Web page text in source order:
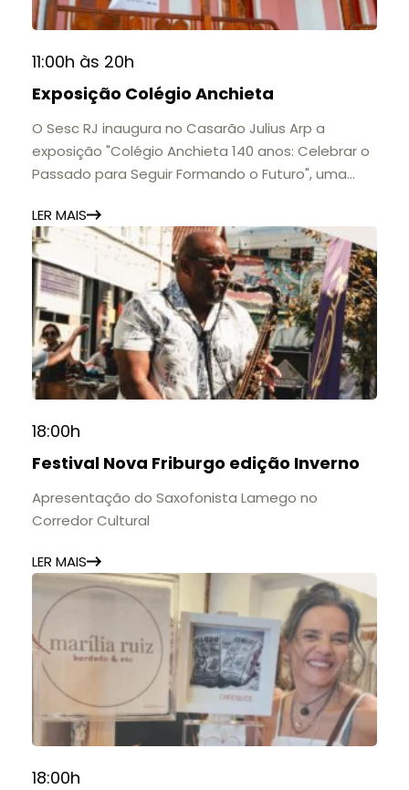
11:00h às 20h
Exposição Colégio Anchieta
O Sesc RJ inaugura no Casarão Julius Arp a
exposição "Colégio Anchieta 140 anos: Celebrar o
Passado para Seguir Formando o Futuro", uma
importantes instituições de ensino de Nova
Friburgo e do Brasil.
A mostra convida o público a conhecer o legado
do Colégio Anchieta por meio de documentos,
histórias e marcos que evidenciam sua
contribuição para a educação, a cultura e a
formação de gerações.
📍 Casarão Julius Arp
📅 Até 30 de setembro
11h às 17h
🎟️ Entrada gratuita.
LER MAIS
18:00h
Festival Nova Friburgo edição Inverno
Apresentação do Saxofonista Lamego no
Corredor Cultural
LER MAIS
18:00h